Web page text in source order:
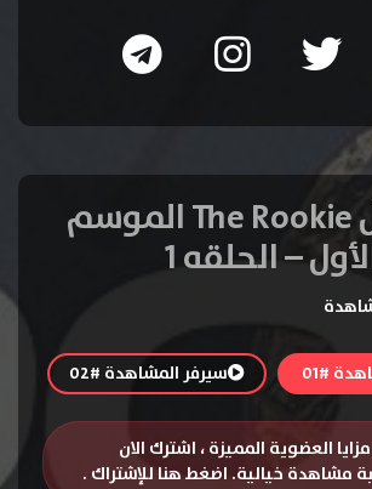
مسلسل The Rookie الموسم
– الحلقه 1
#01 سيرفر المشاهدة #02
العضوية المميزة ، اشترك الان
مشاهدة خيالية. اضغط هنا للإشتراك .